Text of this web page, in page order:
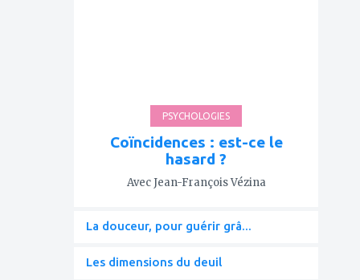
PSYCHOLOGIES
Coïncidences : est-ce le
hasard ?
Avec Jean-François Vézina
La douceur, pour guérir grâ...
Les dimensions du deuil